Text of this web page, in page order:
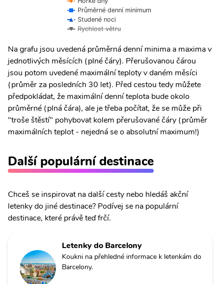
Průměrné denní minimum
Studené noci
Rychlost větru
Na grafu jsou uvedená průměrná denní minima a maxima v
jednotlivých měsících (plné čáry). Přerušovanou čárou
jsou potom uvedené maximální teploty v daném měsíci
(průměr za posledních 30 let). Před cestou tedy můžete
předpokládat, že maximální denní teplota bude okolo
průměrné (plná čára), ale je třeba počítat, že se může při
"troše štěstí" pohybovat kolem přerušované čáry (průměr
maximálních teplot - nejedná se o absolutní maximum!)
Další populární destinace
Chceš se inspirovat na další cesty nebo hledáš akční
letenky do jiné destinace? Podívej se na populární
destinace, které právě teď frčí.
Letenky do Barcelony
Koukni na přehledné informace k letenkám do
Barcelony.